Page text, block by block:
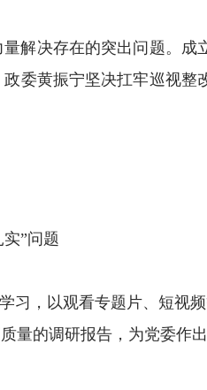
解决存在的突出问题。成
委黄振宁坚决扛牢巡视整
”问题
，以观看专题片、短视
量的调研报告，为党委作出